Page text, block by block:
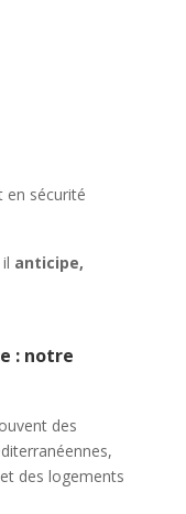
en sécurité
anticipe,
: notre
des
des logements